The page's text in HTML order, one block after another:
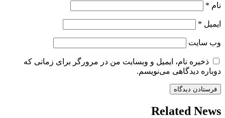
نام *
ایمیل *
وب‌ سایت
ذخیره نام، ایمیل و وبسایت من در مرورگر برای زمانی که
دوباره دیدگاهی می‌نویسم.
Related News